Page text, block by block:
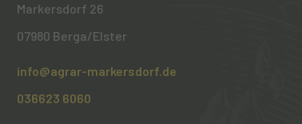
Markersdorf 26
07980 Berga/Elster
info@agrar-markersdorf.de
036623 6060